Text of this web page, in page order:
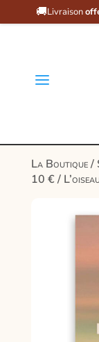
🚚Livraison
a
La Boutique/
10 €/